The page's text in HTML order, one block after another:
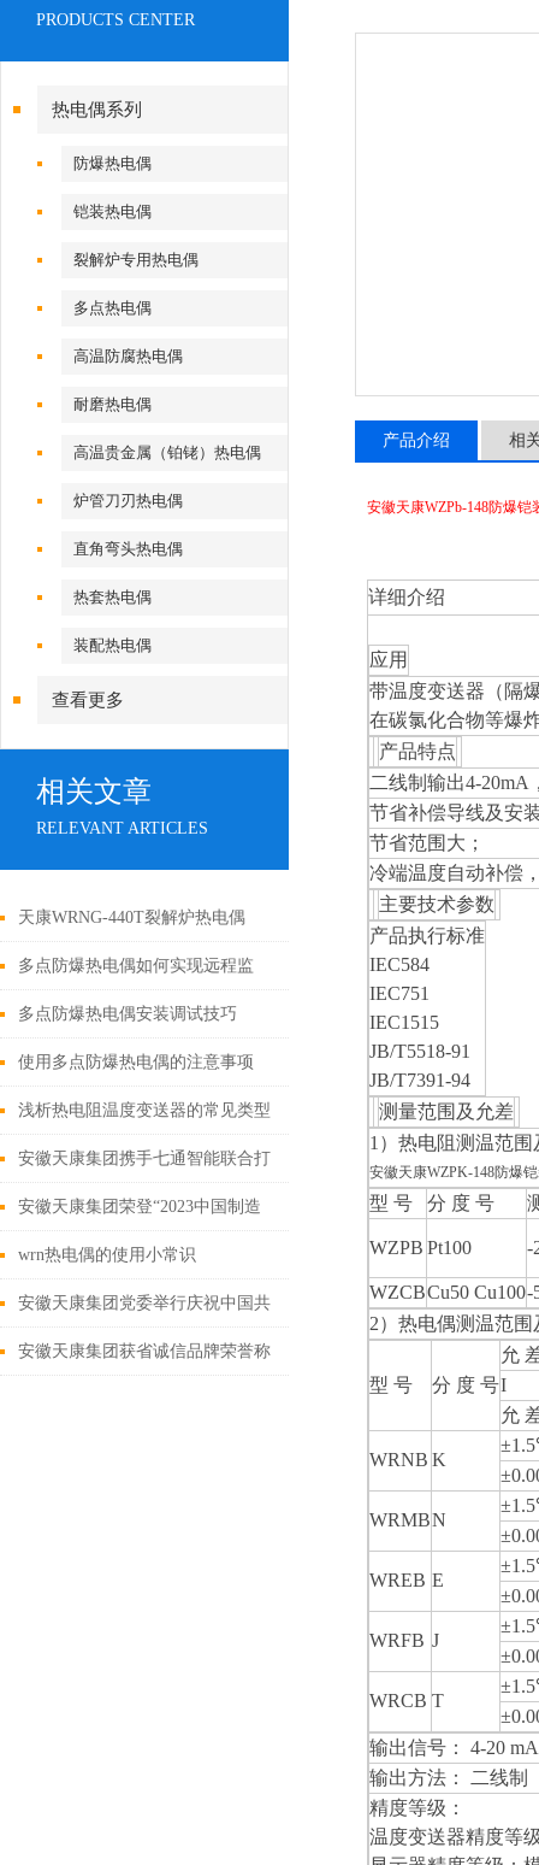
PRODUCTS CENTER
热电偶系列
防爆热电偶
铠装热电偶
裂解炉专用热电偶
多点热电偶
高温防腐热电偶
耐磨热电偶
高温贵金属（铂铑）热电偶
炉管刀刃热电偶
直角弯头热电偶
热套热电偶
装配热电偶
查看更多
相关文章
RELEVANT ARTICLES
天康WRNG-440T裂解炉热电偶
多点防爆热电偶如何实现远程监
控？
多点防爆热电偶安装调试技巧
使用多点防爆热电偶的注意事项
浅析热电阻温度变送器的常见类型
安徽天康集团携手七通智能联合打
造数字化示范车间
安徽天康集团荣登“2023中国制造
业民营企业500强
wrn热电偶的使用小常识
安徽天康集团党委举行庆祝中国共
产党成立100周年
安徽天康集团获省诚信品牌荣誉称
产品介绍 相
安徽天康WZPb-148防爆铠
详细介绍
应用
带温度变送器（隔
在碳氯化合物等爆
产品特点
二线制输出4-20mA
节省补偿导线及安
节省范围大；
冷端温度自动补偿
主要技术参数
产品执行标准
IEC584
IEC751
IEC1515
JB/T5518-91
JB/T7391-94
测量范围及允差
1）热电阻测温范围
安徽天康WZPK-148防爆
型 号 分 度 号
WZPB Pt100 -
WZCBCu50 Cu100-
2）热电偶测温范围
型 号 分 度 号
允
I
允
WRNB K
WRMBN
WREB E
WRFB J
WRCB T
输出信号： 4-20
输出方法： 二线制
精度等级：
温度变送器精度等